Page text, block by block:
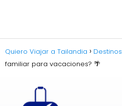
Quiero Viajar a Tailandia Destinos
familiar para vacaciones? 🌴